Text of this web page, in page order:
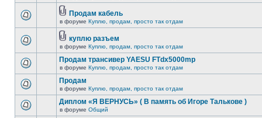
Продам кабель
в форуме Куплю, продам, просто так отдам
куплю разъем
в форуме Куплю, продам, просто так отдам
Продам трансивер YAESU FTdx5000mp
в форуме Куплю, продам, просто так отдам
Продам
в форуме Куплю, продам, просто так отдам
Диплом «Я ВЕРНУСЬ» ( В память об Игоре Талькове )
в форуме Общий